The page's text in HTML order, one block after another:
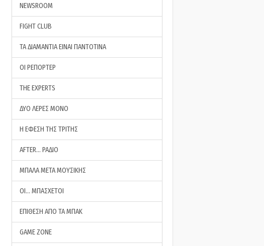
NEWSROOM
FIGHT CLUB
ΤΑ ΔΙΑΜΑΝΤΙΑ ΕΙΝΑΙ ΠΑΝΤΟΤΙΝΑ
ΟΙ ΡΕΠΟΡΤΕΡ
THE EXPERTS
ΔΥΟ ΛΕΡΕΣ ΜΟΝΟ
Η ΕΦΕΣΗ ΤΗΣ ΤΡΙΤΗΣ
AFTER… ΡΑΔΙΟ
ΜΠΑΛΑ ΜΕΤΑ ΜΟΥΣΙΚΗΣ
ΟΙ… ΜΠΑΣΧΕΤΟΙ
ΕΠΙΘΕΣΗ ΑΠΟ ΤΑ ΜΠΑΚ
GAME ZONE